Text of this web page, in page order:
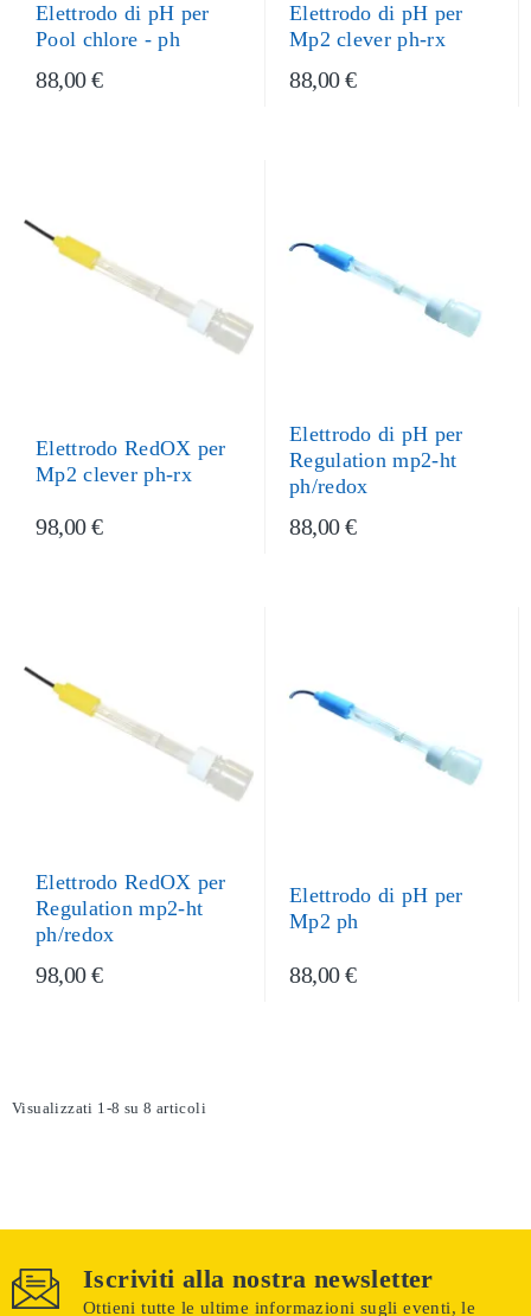
Elettrodo di pH per
Pool chlore - ph
88,00 €
Elettrodo di pH per
Mp2 clever ph-rx
88,00 €
Elettrodo RedOX per
Mp2 clever ph-rx
98,00 €
Elettrodo di pH per
Regulation mp2-ht
ph/redox
88,00 €
Elettrodo RedOX per
Regulation mp2-ht
ph/redox
98,00 €
Elettrodo di pH per
Mp2 ph
88,00 €
Visualizzati 1-8 su 8 articoli
Iscriviti alla nostra newsletter
Ottieni tutte le ultime informazioni sugli eventi, le